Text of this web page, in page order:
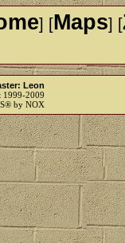
] [Maps] [
Leon
1999-2009
by NOX